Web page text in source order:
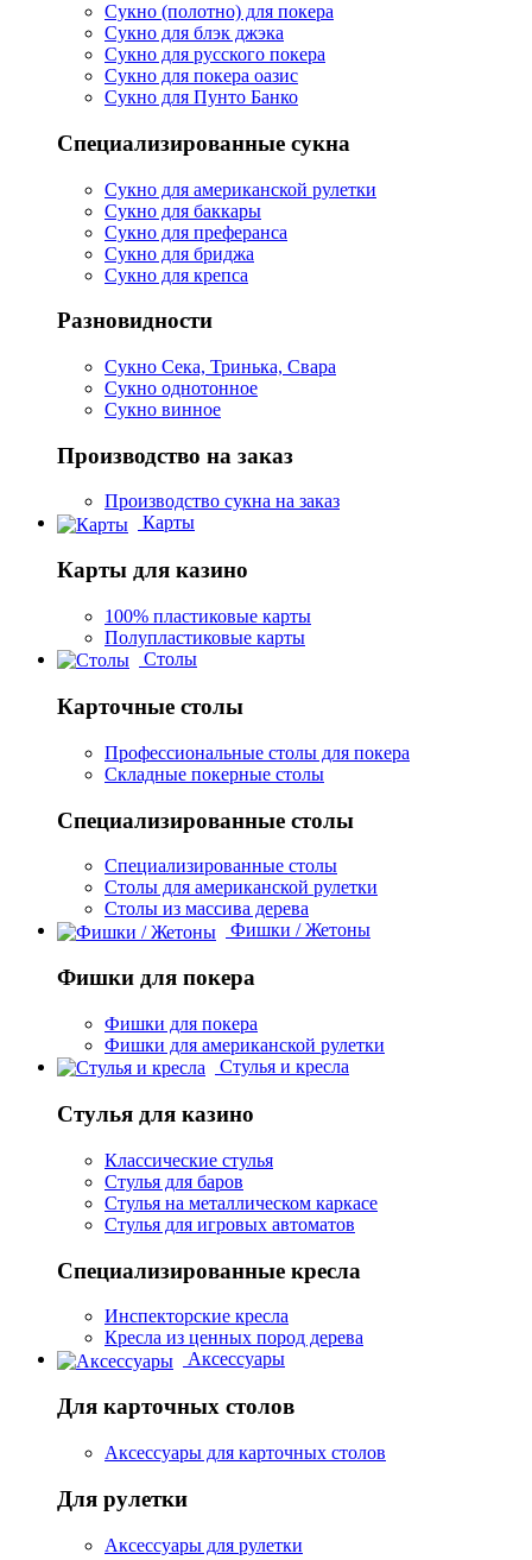
Сукно (полотно) для покера
Сукно для блэк джэка
Сукно для русского покера
Сукно для покера оазис
Сукно для Пунто Банко
Специализированные сукна
Сукно для американской рулетки
Сукно для баккары
Сукно для преферанса
Сукно для бриджа
Сукно для крепса
Разновидности
Сукно Сека, Тринька, Свара
Сукно однотонное
Сукно винное
Производство на заказ
Производство сукна на заказ
Карты
Карты для казино
100% пластиковые карты
Полупластиковые карты
Столы
Карточные столы
Профессиональные столы для покера
Складные покерные столы
Специализированные столы
Специализированные столы
Столы для американской рулетки
Столы из массива дерева
Фишки / Жетоны
Фишки для покера
Фишки для покера
Фишки для американской рулетки
Стулья и кресла
Стулья для казино
Классические стулья
Стулья для баров
Стулья на металлическом каркасе
Стулья для игровых автоматов
Специализированные кресла
Инспекторские кресла
Кресла из ценных пород дерева
Аксессуары
Для карточных столов
Аксессуары для карточных столов
Для рулетки
Аксессуары для рулетки